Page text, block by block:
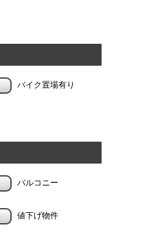
バイク置場有り
バルコニー
値下げ物件